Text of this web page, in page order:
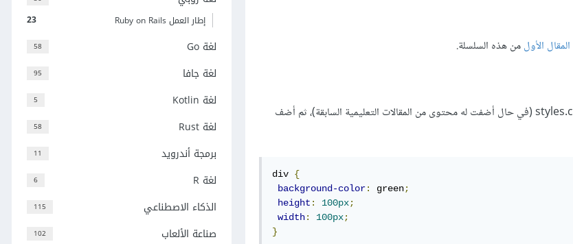
المقال الأولمن هذه السلسلة.
، لذا امسح محتويات الملف styles.css (في حال أضفت له محتوى من المقالات التعليمية السابقة)، ثم أضف
div {
background-color: green;
height : 100px;
width: 100px;
}
23 إطار العمل Ruby on Rails
58 لغة Go
95 لغة جافا
5 لغة Kotlin
58 لغة Rust
11 برمجة أندرويد
6 لغة R
115 الذكاء الاصطناعي
102 صناعة الألعاب